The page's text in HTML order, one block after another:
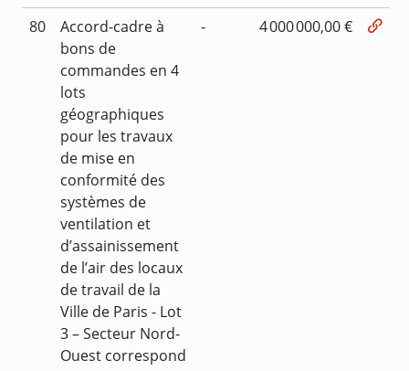
80
Accord-cadre à
bons de
commandes en 4
lots
géographiques
pour les travaux
de mise en
conformité des
systèmes de
ventilation et
d’assainissement
de l’air des locaux
de travail de la
Ville de Paris - Lot
3 – Secteur Nord-
Ouest correspond
- 4 000 000,00 €